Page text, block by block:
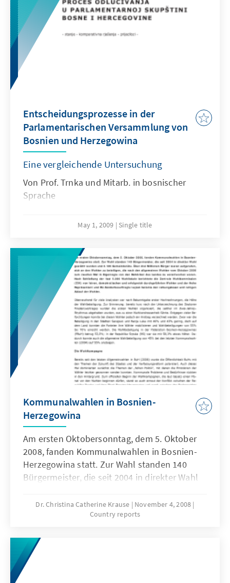
Entscheidungsprozesse in der
Parlamentarischen Versammlung von
Bosnien und Herzegowina
Eine vergleichende Untersuchung
Von Prof. Trnka und Mitarb. in bosnischer
Sprache
May 1, 2009 Single title
Kommunalwahlen in Bosnien-
Herzegowina
Am ersten Oktobersonntag, dem 5. Oktober
2008, fanden Kommunalwahlen in Bosnien-
Herzegowina statt. Zur Wahl standen 140
Bürgermeister, die seit 2004 in direkter Wahl
Über drei Millionen Bürger waren aufgerufen,
sich an den Wahlen zu beteiligen, die nach
zum zweiten Mal in Eigenregie von den
Behörden des Landes zu verantworten waren.
Nach Schließung der fast 5.000 Wahllokale
Dr. Christina Catherine Krause
November 4, 2008
Country reports